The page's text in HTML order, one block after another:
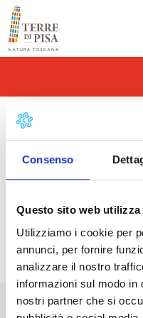
Consenso
Questo sito web utilizza
Utilizziamo i cookie per
annunci, per fornire
analizzare il nostro
informazioni sul modo
nostri partner che si
Vai al contenuto
camelie
Prossimi
<li>Non ci sono